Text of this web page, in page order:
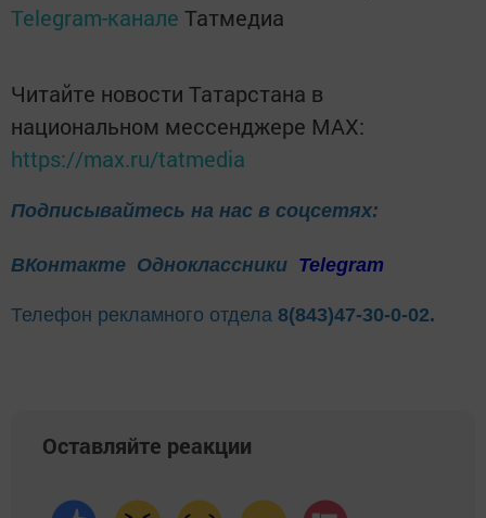
Telegram-канале Татмедиа
Читайте новости Татарстана в
национальном мессенджере MАХ:
https://max.ru/tatmedia
Подписывайтесь на нас в соцсетях:
ВКонтакте Одноклассники Telegram
Телефон рекламного отдела 8(843)47-30-0-02.
Оставляйте реакции